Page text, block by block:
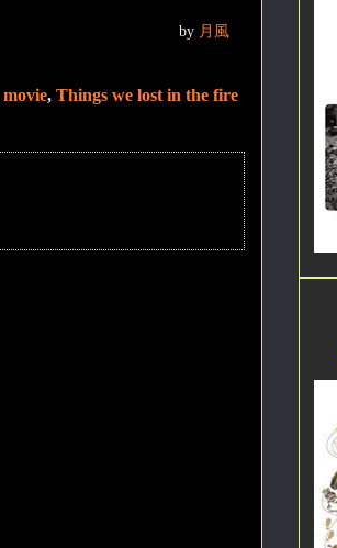
by 月風
movie, Things we lost in the fire